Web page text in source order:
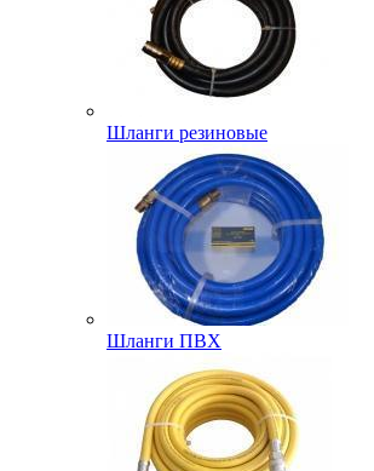
Шланги резиновые
Шланги ПВХ